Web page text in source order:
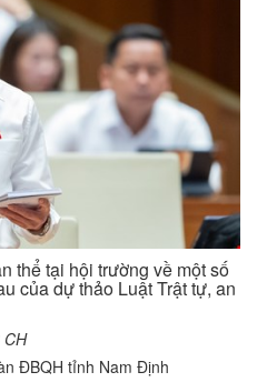
thể tại hội trường về một số
của dự thảo Luật Trật tự, an
ĐBQH tỉnh Nam Định